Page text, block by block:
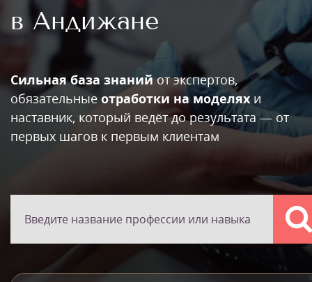
в Андижане
Сильная база знанийот экспертов,
обязательные отработки на моделяхи
наставник, который ведёт до результата — от
первых шагов к первым клиентам